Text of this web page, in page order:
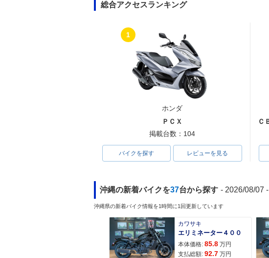
総合アクセスランキング
1
ホンダ
ＰＣＸ
掲載台数：104
バイクを探す レビューを見る
沖縄の新着バイクを37台から探す - 2026/08/07 -
沖縄県の新着バイク情報を1時間に1回更新しています
カワサキ
エリミネーター４００
本体価格: 85.8 万円
支払総額: 92.7 万円